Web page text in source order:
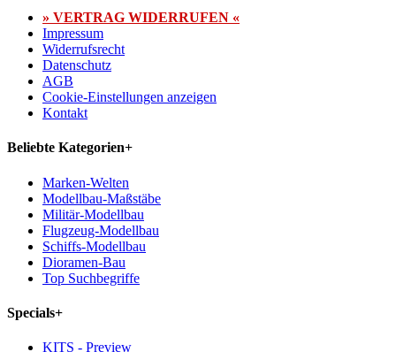
» VERTRAG WIDERRUFEN «
Impressum
Widerrufsrecht
Datenschutz
AGB
Cookie-Einstellungen anzeigen
Kontakt
Beliebte Kategorien+
Marken-Welten
Modellbau-Maßstäbe
Militär-Modellbau
Flugzeug-Modellbau
Schiffs-Modellbau
Dioramen-Bau
Top Suchbegriffe
Specials+
KITS - Preview